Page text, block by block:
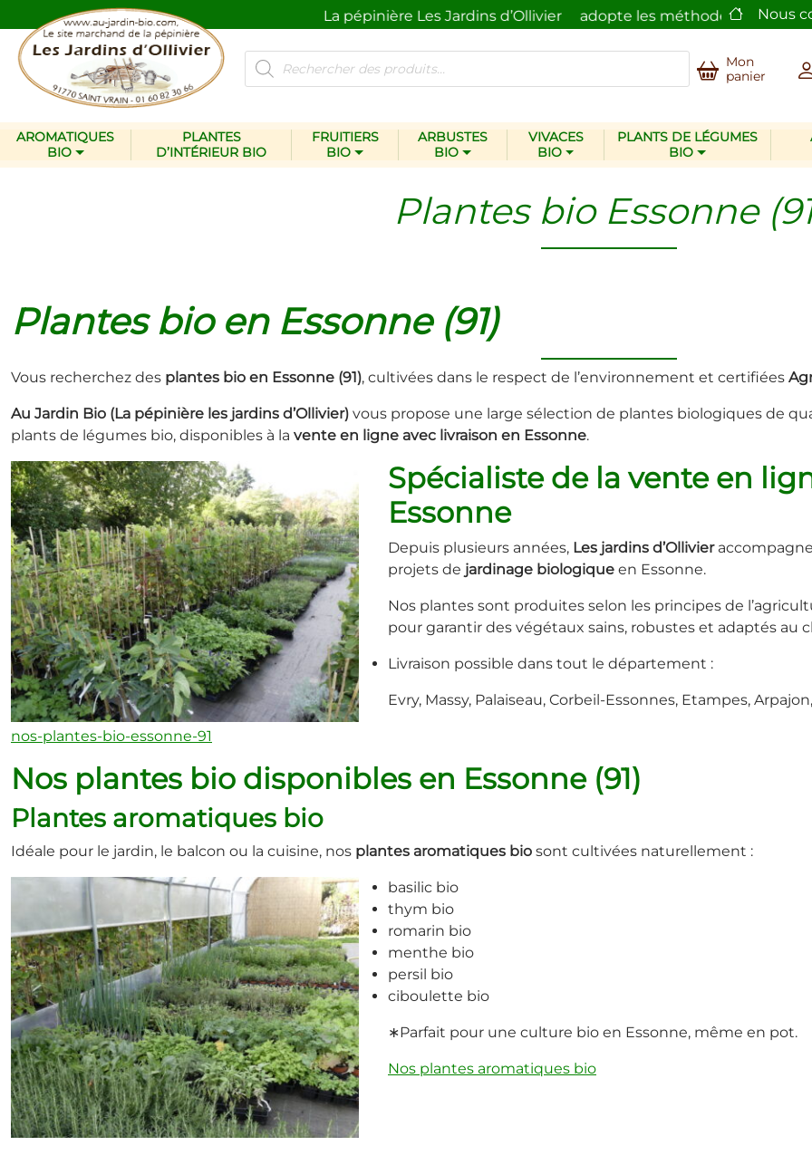
de l’homme et de la nature. La pépinière Les Jardins d’Ollivier adopte les méthodes écologiques
Nous
Recherche
de
produits
Mon
panier
AROMATIQUES
BIO
PLANTES
D’INTÉRIEUR BIO
FRUITIERS
BIO
ARBUSTES
BIO
VIVACES
BIO
PLANTS DE LÉGUMES
BIO
Plantes bio Essonne
Plantes bio en Essonne (91)
Vous recherchez des plantes bio en Essonne (91), cultivées dans le respect de l’environnement et certifiées
Au Jardin Bio (La pépinière les jardins d’Ollivier) vous propose une large sélection de plantes biologiques de
plants de légumes bio, disponibles à la vente en ligne avec livraison en Essonne.
Spécialiste de la vente en
Essonne
Depuis plusieurs années, Les jardins d’Ollivier
projets de jardinage biologique en Essonne.
Nos plantes sont produites selon les principes de
pour garantir des végétaux sains, robustes et adaptés au
Livraison possible dans tout le département :
Evry, Massy, Palaiseau, Corbeil-Essonnes, Etampes,
nos-plantes-bio-essonne-91
Nos plantes bio disponibles en Essonne (91)
Plantes aromatiques bio
Idéale pour le jardin, le balcon ou la cuisine, nos plantes aromatiques bio sont cultivées naturellement :
basilic bio
thym bio
romarin bio
menthe bio
persil bio
ciboulette bio
∗Parfait pour une culture bio en Essonne, même en pot.
Nos plantes aromatiques bio